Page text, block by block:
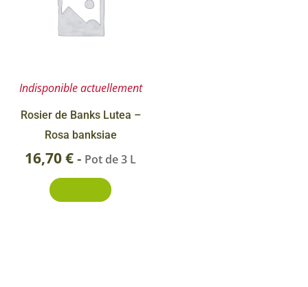
Indisponible actuellement
Rosier de Banks Lutea –
Rosa banksiae
16,70€- Pot de 3 L